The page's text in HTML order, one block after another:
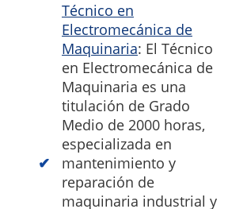
Técnico en
Electromecánica de
Maquinaria: El Técnico
en Electromecánica de
Maquinaria es una
titulación de Grado
Medio de 2000 horas,
especializada en
mantenimiento y
reparación de
maquinaria industrial y